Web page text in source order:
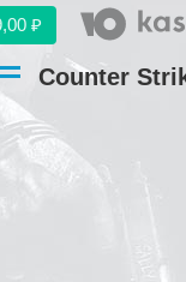
₽
Counter